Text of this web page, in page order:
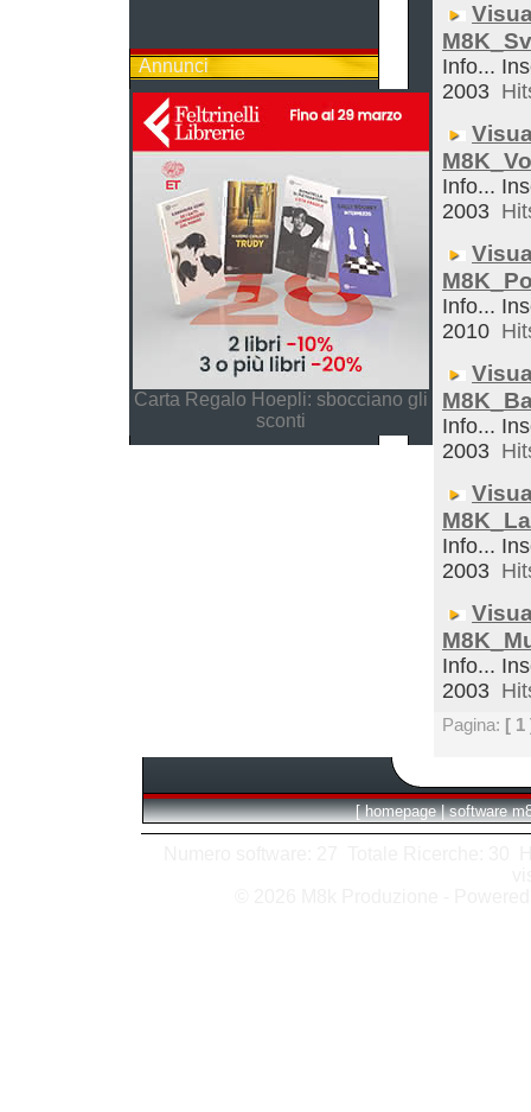
Annunci
Carta Regalo Hoepli: sbocciano gli
sconti
Info...
2003
Info...
2003
Info...
2010
Info...
2003
Info...
2003
Info...
2003
Pagina: [ 1
[ homepage | software